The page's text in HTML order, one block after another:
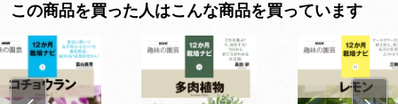
この商品を買った人はこんな商品を買っています